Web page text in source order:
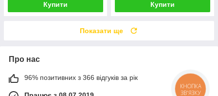
Купити Купити
Показати ще
Про нас
96% позитивних з 366 відгуків за рік
КНОПКА
ЗВ'ЯЗКУ